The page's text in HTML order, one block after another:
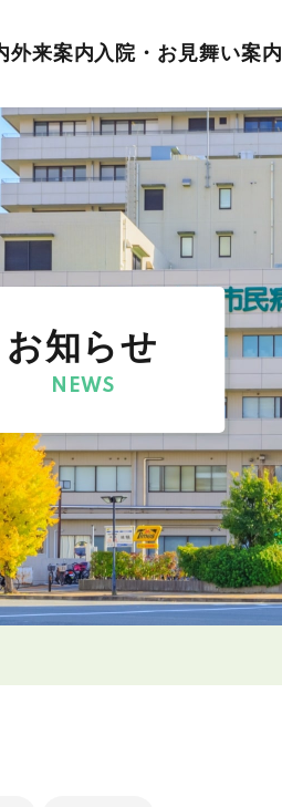
外来案内入院・お見舞い案内
お知らせ
NEWS